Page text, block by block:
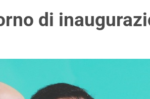
di